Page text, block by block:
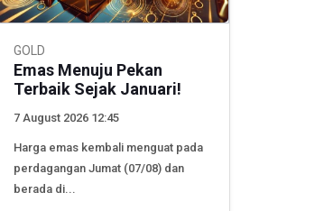
GOLD
Emas Menuju Pekan
Terbaik Sejak Januari!
7 August 2026 12:45
Harga emas kembali menguat pada
perdagangan Jumat (07/08) dan
berada di...